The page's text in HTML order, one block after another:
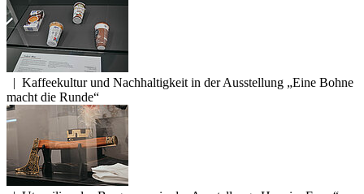
| Kaffeekultur und Nachhaltigkeit in der Ausstellung „Eine Bohne
macht die Runde“